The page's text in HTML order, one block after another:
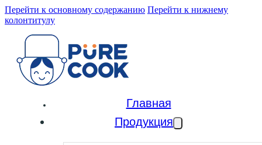
Перейти к основному содержанию Перейти к нижнему
колонтитулу
Главная
Продукция